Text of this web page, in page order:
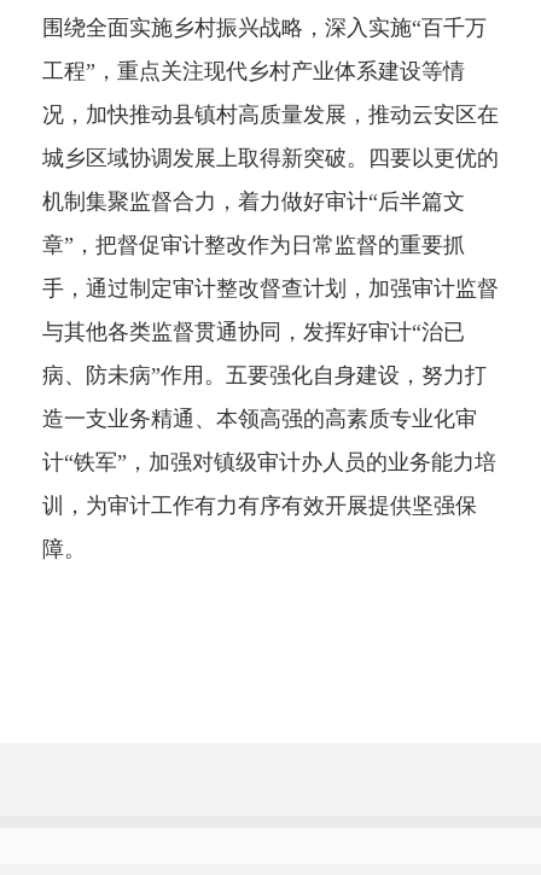
围绕全面实施乡村振兴战略，深入实施“百千万
工程”，重点关注现代乡村产业体系建设等情
况，加快推动县镇村高质量发展，推动云安区在
城乡区域协调发展上取得新突破。四要以更优的
机制集聚监督合力，着力做好审计“后半篇文
章”，把督促审计整改作为日常监督的重要抓
手，通过制定审计整改督查计划，加强审计监督
与其他各类监督贯通协同，发挥好审计“治已
病、防未病”作用。五要强化自身建设，努力打
造一支业务精通、本领高强的高素质专业化审
计“铁军”，加强对镇级审计办人员的业务能力培
训，为审计工作有力有序有效开展提供坚强保
障。